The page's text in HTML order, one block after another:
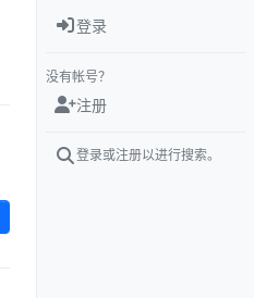
登录
没有帐号？
注册
登录或注册以进行搜索。